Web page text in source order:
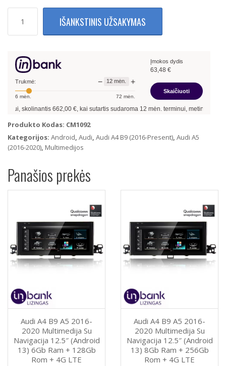
kiekis:
2016-
2020
Multimedija
Navigacija
12.5″
(Android
13)
4Gb
+
64Gb
LTE
IŠANKSTINIS UŽSAKYMAS
Trukmė: − 12 mėn. +
6 mėn. 72 mėn.
Įmokos dydis
63,48 €
Skaičiuoti
662,00€, kai sutartis sudaroma12mėn. terminui, metinė palūkanų norma –
Produkto Kodas: CM1092
Kategorijos: Android, Audi, Audi A4 B9 (2016-Present), Audi A5
(2016-2020), Multimedijos
Panašios prekės
Audi A4 B9 A5 2016-
2020 Multimedija Su
Navigacija 12.5″ (Android
13) 6Gb Ram + 128Gb
Rom + 4G LTE
Audi A4 B9 A5 2016-
2020 Multimedija Su
Navigacija 12.5″ (Android
13) 8Gb Ram + 256Gb
Rom + 4G LTE